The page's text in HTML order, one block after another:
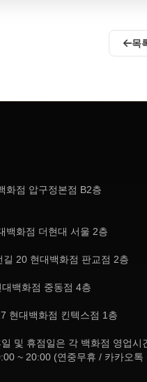
목
화점 압구정본점 B2층
백화점 더현대 서울 2층
20 현대백화점 판교점 2층
백화점 중동점 4층
현대백화점 킨텍스점 1층
및 휴점일은 각 백화점 영업시
~ 20:00 (연중무휴 / 카카오톡